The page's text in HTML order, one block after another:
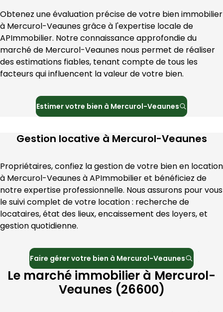
Obtenez une évaluation précise de votre bien immobilier
à Mercurol-Veaunes
APImmobilier. Notre connaissance approfondie du
marché de Mercurol-Veaunes nous permet de réaliser
des estimations fiables, tenant compte de tous les
facteurs qui influencent la valeur de votre bien.
Estimer votre bien à Mercurol-Veaunes
Gestion locative à Mercurol-Veaunes
Propriétaires, confiez la gestion de votre bien en location
à Mercurol-Veaunes à APImmobilier et bénéficiez de
notre expertise professionnelle. Nous assurons pour vous
le suivi complet de votre location : recherche de
locataires, état des lieux, encaissement des loyers, et
gestion quotidienne.
Faire gérer votre bien à Mercurol-Veaunes
Le marché immobilier à Mercurol-
Veaunes (26600)